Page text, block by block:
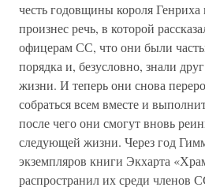
честь годовщины короля
произнес речь, в которой
офицерам СС, что они были
порядка и, безусловно, знали
жизни. И теперь они снова
собраться всем вместе и
после чего они смогут вновь
следующей жизни. Через год
экземпляров книги Экхарта
распространил их среди членов